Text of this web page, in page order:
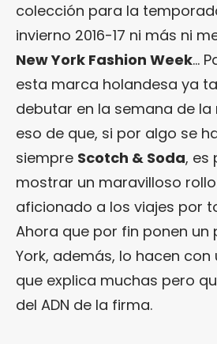
colección para la
invierno 2016-17 ni más ni
New York Fashion Week…
esta marca holandesa ya
debutar en la semana de
eso de que, si por algo se
siempre Scotch & Soda, es
mostrar un maravilloso
aficionado a los viajes por
Ahora que por fin ponen un
York, además, lo hacen
que explica muchas pero
del ADN de la firma.